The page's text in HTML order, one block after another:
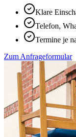
Klare
Telefon,
Termine je
Zum Anfrageformular